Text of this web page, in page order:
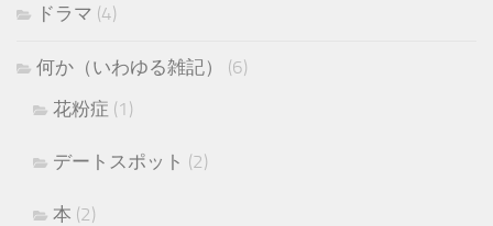
ドラマ (4)
何か（いわゆる雑記）
(6)
花粉症 (1)
デートスポット (2)
本 (2)